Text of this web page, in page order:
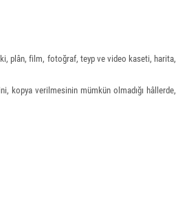
plân, film, fotoğraf, teyp ve video kaseti, harita,
kopya verilmesinin mümkün olmadığı hâllerde,